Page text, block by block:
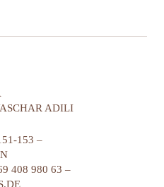
ADILI
153 –
408 980 63 –